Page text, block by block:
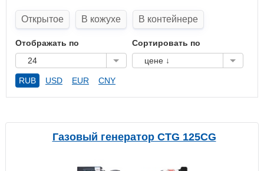
Открытое В кожухе В контейнере
Отображать по
24
Сортировать по
цене ↓
RUB USD EUR CNY
Газовый генератор CTG 125CG